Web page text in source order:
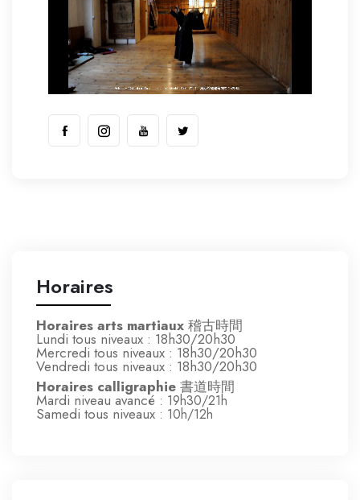
Horaires
Horaires arts martiaux 稽古時間
Lundi tous niveaux : 18h30/20h30
Mercredi tous niveaux : 18h30/20h30
Vendredi tous niveaux : 18h30/20h30
Horaires calligraphie 書道時間
Mardi niveau avancé : 19h30/21h
Samedi tous niveaux : 10h/12h